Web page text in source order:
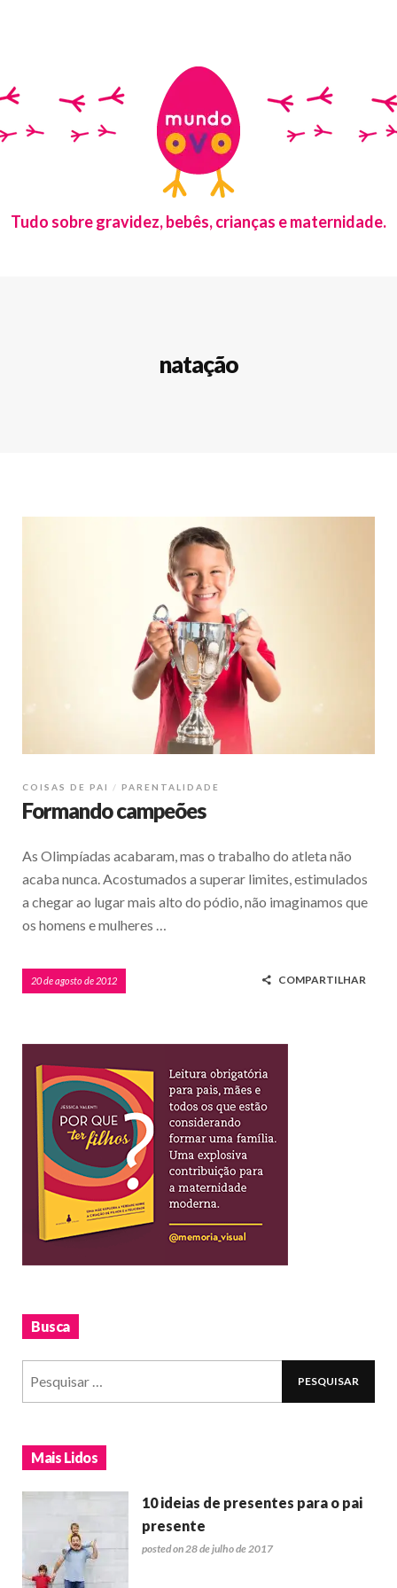
Tudo sobre gravidez, bebês, crianças e maternidade.
natação
COISAS DE PAI PARENTALIDADE
Formando campeões
As Olimpíadas acabaram, mas o trabalho do atleta não
acaba nunca. Acostumados a superar limites, estimulados
a chegar ao lugar mais alto do pódio, não imaginamos que
os homens e mulheres …
20 de agosto de 2012 COMPARTILHAR
Busca
Mais Lidos
10 ideias de presentes para o pai
presente
posted on 28 de julho de 2017